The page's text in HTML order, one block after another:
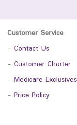
Customer Service
- Contact Us
- Customer Charter
- Medicare Exclusives
- Price Policy